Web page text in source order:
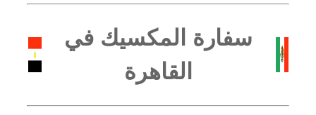
سفارة المكسيك في
القاهرة